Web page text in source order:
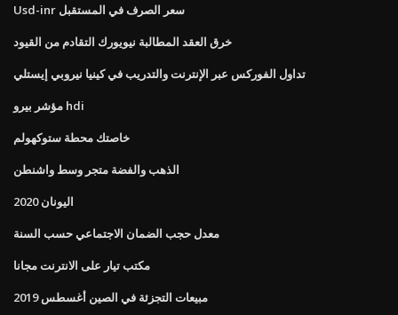
Usd-inr سعر الصرف في المستقبل
خرق العقد المطالبة نيويورك التقادم من القيود
تداول الفوركس عبر الإنترنت والتدريب في كينيا نيروبي إيستلي
مؤشر بيرو hdi
خاصتك محطة ستوكهولم
الذهب والفضة متجر وسط واشنطن
اليونان 2020
معدل حجب الضمان الاجتماعي حسب السنة
مكتب تيار على الانترنت مجانا
مبيعات التجزئة في الصين أغسطس 2019